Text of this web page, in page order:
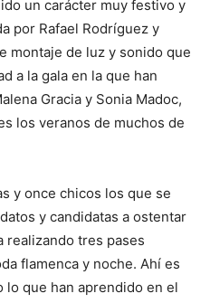
un carácter muy festivo y
por Rafael Rodríguez y
montaje de luz y sonido que
a la gala en la que han
Gracia y Sonia Madoc,
los veranos de muchos de
y once chicos los que se
y candidatas a ostentar
realizando tres pases
flamenca y noche. Ahí es
lo que han aprendido en el